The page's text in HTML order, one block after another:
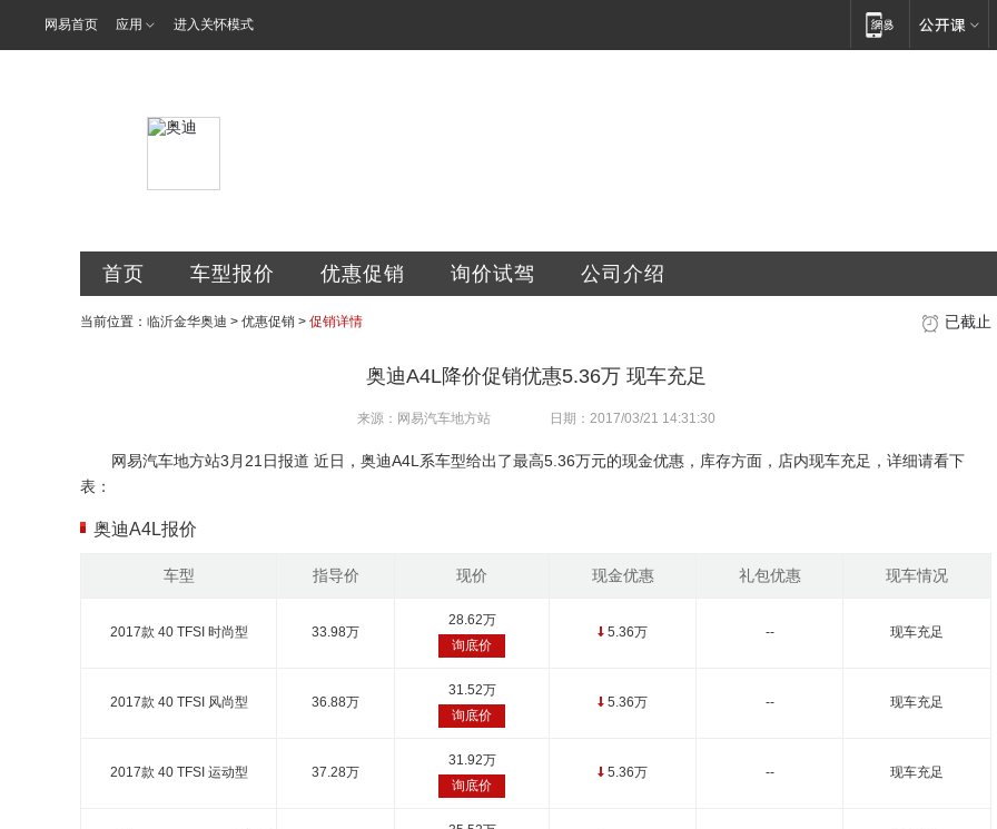
网易首页 应用 进入关怀模式
首页 车型报价 优惠促销 询价试驾 公司介绍
当前位置： 临沂金华奥迪 > 优惠促销 > 促销详情 已截止
奥迪A4L降价促销优惠5.36万 现车充足
来源：网易汽车地方站 日期：2017/03/21 14:31:30
网易汽车地方站3月21日报道 近日，奥迪A4L系车型给出了最高5.36万元的现金优惠，库存方面，店内现车充足，详细请看下
表：
奥迪A4L报价
车型 指导价 现价 现金优惠 礼包优惠 现车情况
2017款 40 TFSI 时尚型 33.98万
28.62万
询底价
5.36万 -- 现车充足
2017款 40 TFSI 风尚型 36.88万
31.52万
询底价
5.36万 -- 现车充足
2017款 40 TFSI 运动型 37.28万
31.92万
询底价
5.36万 -- 现车充足